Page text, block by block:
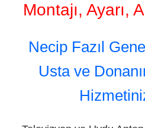
Montajı, Ayarı,
Necip Fazıl
Usta ve